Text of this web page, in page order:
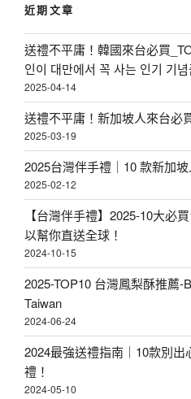
字
:
近期文章
送禮不平庸！韓國來台必買
인이 대만에서 꼭 사는 인기 기
2025-04-14
送禮不平庸！新加坡人來台必
2025-03-19
2025台灣伴手禮｜10 款新加
2025-02-12
【台灣伴手禮】2025-10大必
以幫你直送全球！
2024-10-15
2025-TOP10 台灣鳳梨酥推薦-
Taiwan
2024-06-24
2024最強送禮指南｜10款別
禮！
2024-05-10